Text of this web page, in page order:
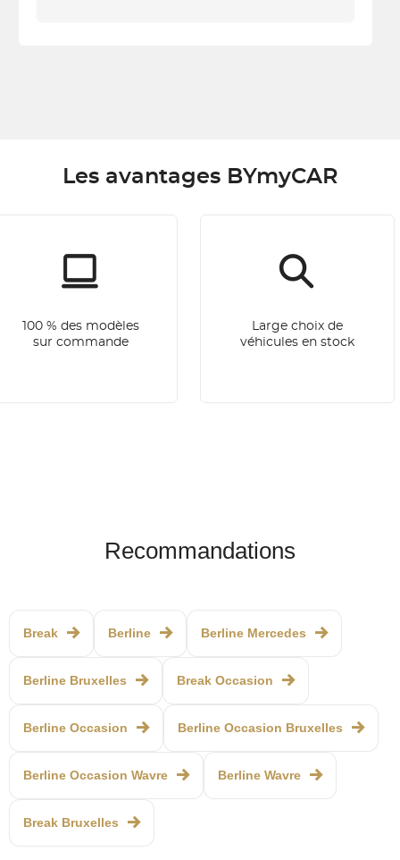
Les avantages BYmyCAR
100 % des modèles
sur commande
Large choix de
véhicules en stock
Recommandations
Break Berline Berline Mercedes
Berline Bruxelles Break Occasion
Berline Occasion Berline Occasion Bruxelles
Berline Occasion Wavre Berline Wavre
Break Bruxelles